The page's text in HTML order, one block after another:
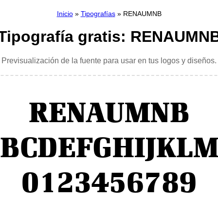
Inicio» Tipografías» RENAUMNB
gratis:
Previsualización de la fuente para usar en tus logos y diseños.
RENAUMNB
0123456789